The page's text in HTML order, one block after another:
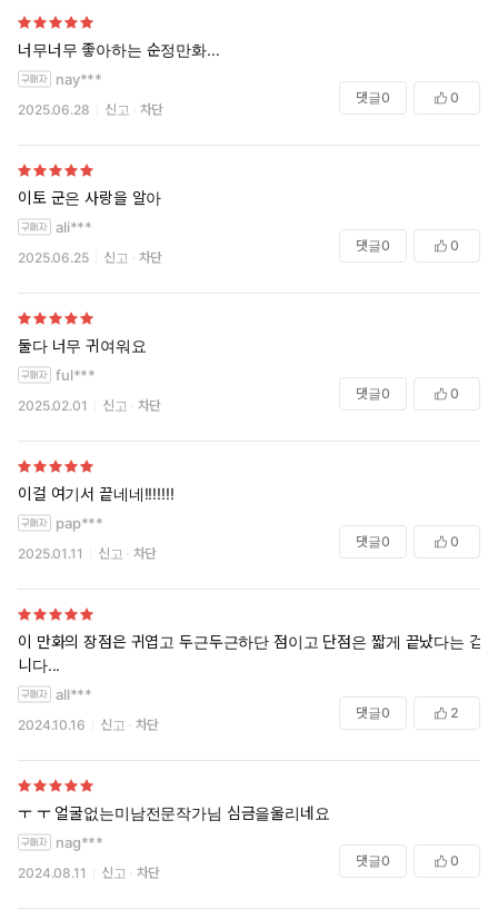
너무너무 좋아하는 순정만화...
nay***
2025.06.28 신고 차단
댓글0 0
이토 군은 사랑을 알아
ali***
2025.06.25 신고 차단
댓글0 0
둘다 너무 귀여워요
ful***
2025.02.01 신고 차단
댓글0 0
이걸 여기서 끝네네!!!!!!!
pap***
2025.01.11 신고 차단
댓글0 0
이 만화의 장점은 귀엽고 두근두근하단 점이고 단점은 짧게 끝났다는 겁
니다...
all***
2024.10.16 신고 차단
댓글0 2
ㅜ ㅜ 얼굴없는미남전문작가님 심금을울리네요
nag***
2024.08.11 신고 차단
댓글0 0